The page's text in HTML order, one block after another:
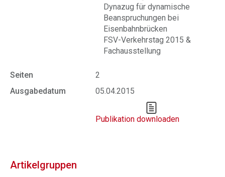
Dynazug für dynamische
Beanspruchungen bei
Eisenbahnbrücken
FSV-Verkehrstag 2015 &
Fachausstellung
Seiten
2
Ausgabedatum
05.04.2015
Publikation downloaden
Artikelgruppen